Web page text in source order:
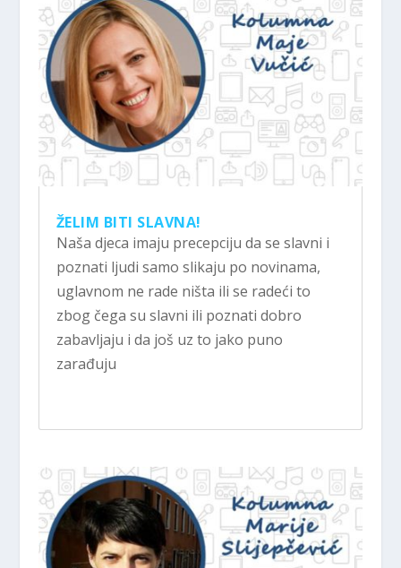
ŽELIM BITI SLAVNA!
Naša djeca imaju precepciju da se slavni i
poznati ljudi samo slikaju po novinama,
uglavnom ne rade ništa ili se radeći to
zbog čega su slavni ili poznati dobro
zabavljaju i da još uz to jako puno
zarađuju